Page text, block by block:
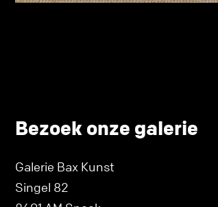
Bezoek onze galerie
Galerie Bax Kunst
Singel 82